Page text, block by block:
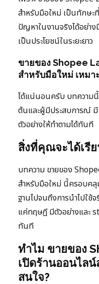
สำหรับมือใหม่ เป็นทักษะ
ปัญหาในงานจริงได้อย่า
เป็นประโยชน์ในระยะยาว
ขายของ Shopee
สำหรับมือใหม่ เหมา
ได้แน่นอนครับ บทความนี้
ต้นและผู้มีประสบการณ์
ตัวอย่างให้ทำตามได้ทันที
สิ่งที่คุณจะได้เรี
บทความ ขายของ
สำหรับมือใหม่ นี้ครอบค
ฐานไปจนถึงการนำไปใช้
แค่ทฤษฎี มีตัวอย่างและ
ทันที
ทำไม ขายของ
เปิดร้านออนไล
สนใจ?